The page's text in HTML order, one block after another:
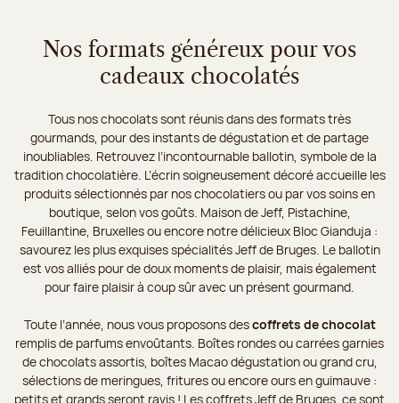
Nos formats généreux pour vos
cadeaux chocolatés
Tous nos chocolats sont réunis dans des formats très
gourmands, pour des instants de dégustation et de partage
inoubliables. Retrouvez l’incontournable ballotin, symbole de la
tradition chocolatière. L’écrin soigneusement décoré accueille les
produits sélectionnés par nos chocolatiers ou par vos soins en
boutique, selon vos goûts. Maison de Jeff, Pistachine,
Feuillantine, Bruxelles ou encore notre délicieux Bloc Gianduja :
savourez les plus exquises spécialités Jeff de Bruges. Le ballotin
est vos alliés pour de doux moments de plaisir, mais également
pour faire plaisir à coup sûr avec un présent gourmand.
Toute l’année, nous vous proposons descoffrets de chocolat
remplis de parfums envoûtants. Boîtes rondes ou carrées garnies
de chocolats assortis, boîtes Macao dégustation ou grand cru,
sélections de meringues, fritures ou encore ours en guimauve :
petits et grands seront ravis ! Les coffrets Jeff de Bruges, ce sont